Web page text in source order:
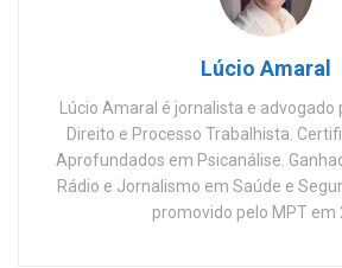
Lúcio Amaral
Lúcio Amaral é jornalista e
Direito e Processo Trabalhista.
Aprofundados em Psicanálise.
Rádio e Jornalismo em Saúde e
promovido pelo MPT em